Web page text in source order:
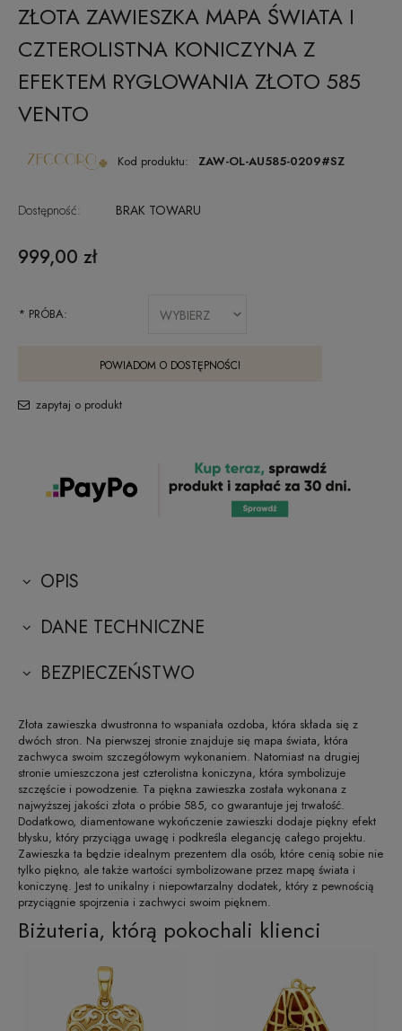
ZŁOTA ZAWIESZKA MAPA ŚWIATA I
CZTEROLISTNA KONICZYNA Z
EFEKTEM RYGLOWANIA ZŁOTO 585
VENTO
Kod produktu: ZAW-OL-AU585-0209#SZ
Dostępność: BRAK TOWARU
999,00 zł
* PRÓBA:
POWIADOM O DOSTĘPNOŚCI
zapytaj o produkt
OPIS
DANE TECHNICZNE
BEZPIECZEŃSTWO
Złota zawieszka dwustronna to wspaniała ozdoba, która składa się z
dwóch stron. Na pierwszej stronie znajduje się mapa świata, która
zachwyca swoim szczegółowym wykonaniem. Natomiast na drugiej
stronie umieszczona jest czterolistna koniczyna, która symbolizuje
szczęście i powodzenie. Ta piękna zawieszka została wykonana z
najwyższej jakości złota o próbie 585, co gwarantuje jej trwałość.
Dodatkowo, diamentowane wykończenie zawieszki dodaje piękny efekt
błysku, który przyciąga uwagę i podkreśla elegancję całego projektu.
Zawieszka ta będzie idealnym prezentem dla osób, które cenią sobie nie
tylko piękno, ale także wartości symbolizowane przez mapę świata i
koniczynę. Jest to unikalny i niepowtarzalny dodatek, który z pewnością
przyciągnie spojrzenia i zachwyci swoim pięknem.
Biżuteria, którą pokochali klienci